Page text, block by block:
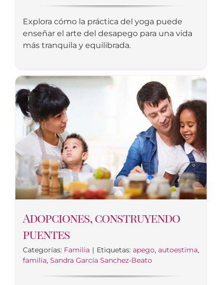
Explora cómo la práctica del yoga puede
enseñar el arte del desapego para una vida
más tranquila y equilibrada.
Adopciones, construyendo
puentes
Categorías: Familia | Etiquetas: apego, autoestima,
familia, Sandra García Sanchez-Beato